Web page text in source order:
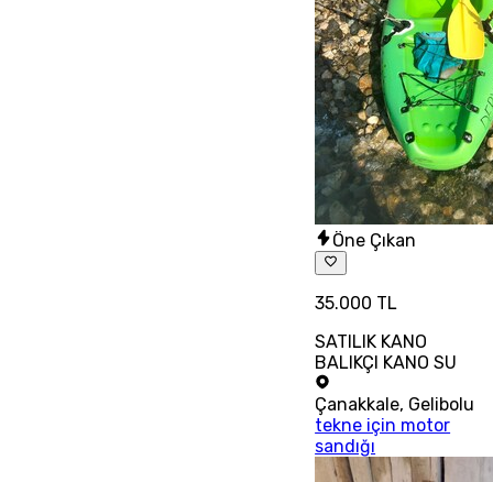
Öne Çıkan
35.000 TL
SATILIK KANO
BALIKÇI KANO SU
Çanakkale, Gelibolu
tekne için motor
sandığı